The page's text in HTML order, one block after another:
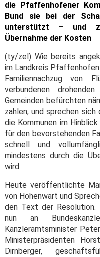
die Pfaffenhofener
Bund sie bei der
unterstützt – und
Übernahme der Kosten
(ty/zel) Wie bereits
im Landkreis
Familiennachzug von
verbundenen
Gemeinden befürchten
zahlen, und sprechen sich
die Kommunen im
für den bevorstehenden
schnell und
mindestens durch die
wird.
Heute veröffentlichte
von Hohenwart und
den Text der Resolution.
nun an
Kanzleramtsminister
Ministerpräsidenten
Dirnberger,